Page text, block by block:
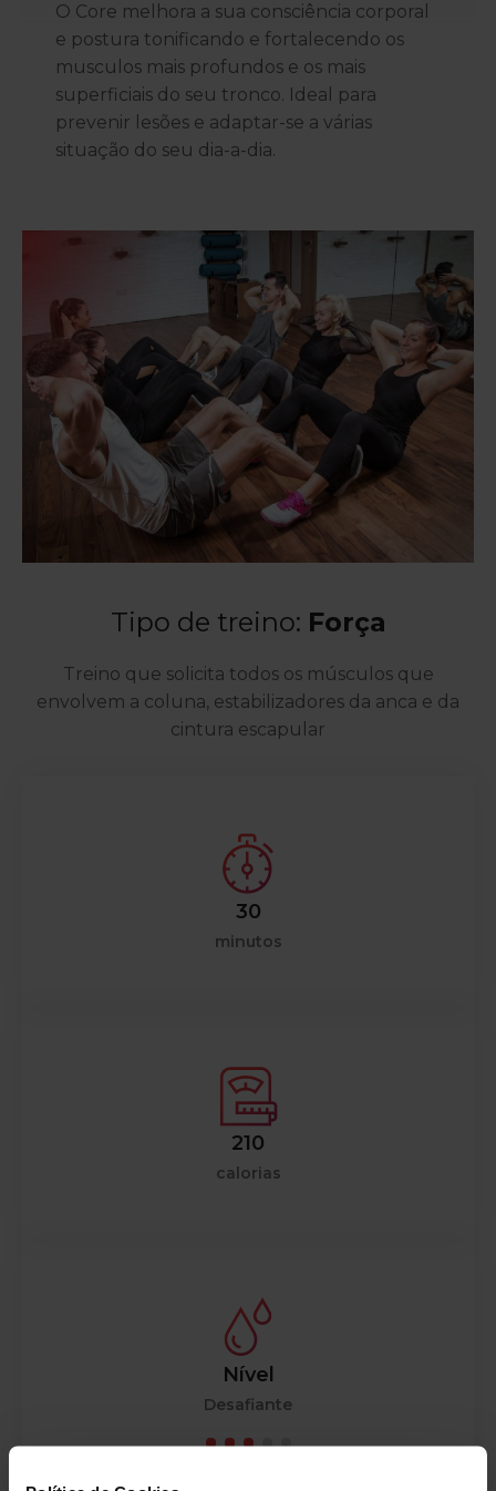
O Core melhora a sua consciência corporal
e postura tonificando e fortalecendo os
musculos mais profundos e os mais
superficiais do seu tronco. Ideal para
prevenir lesões e adaptar-se a várias
situação do seu dia-a-dia.
Tipo de treino: Força
Treino que solicita todos os músculos que
envolvem a coluna, estabilizadores da anca e da
cintura escapular
30
minutos
210
calorias
Nível
Desafiante